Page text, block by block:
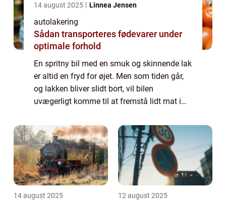
14 august 2025 Linnea Jensen
autolakering
Sådan transporteres fødevarer under
optimale forhold
En spritny bil med en smuk og skinnende lak
er altid en fryd for øjet. Men som tiden går,
og lakken bliver slidt bort, vil bilen
uvægerligt komme til at fremstå lidt mat i
at autolak ikke blot er et spør...
14 august 2025 12 august 2025